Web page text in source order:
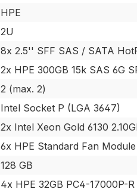
HPE
2U
8x 2.5'' SFF SAS / SATA
2x HPE 300GB 15k SAS 6G
2 (max. 2)
Intel Socket P (LGA 3647)
2x Intel Xeon Gold 6130
6x HPE Standard Fan Module
128 GB
4x HPE 32GB PC4-17000P-